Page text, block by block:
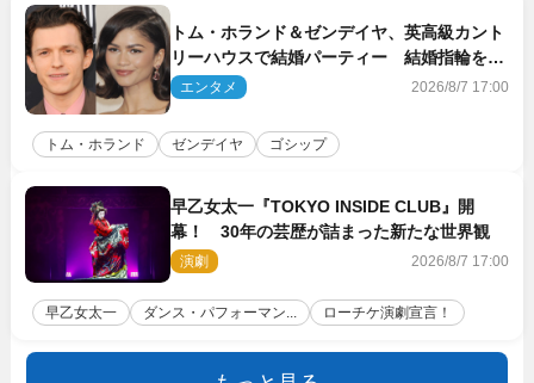
トム・ホランド＆ゼンデイヤ、英高級カント
リーハウスで結婚パーティー 結婚指輪を身
に着けたトムも初キャッチ
エンタメ 2026/8/7 17:00
トム・ホランド ゼンデイヤ ゴシップ
早乙女太一『TOKYO INSIDE CLUB』開
幕！ 30年の芸歴が詰まった新たな世界観
演劇 2026/8/7 17:00
早乙女太一 ダンス・パフォーマン... ローチケ演劇宣言！